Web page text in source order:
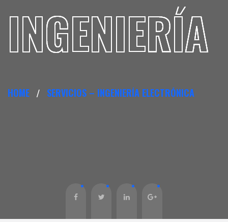
INGENIERÍA
HOME SERVICIOS – INGENIERÍA ELECTRÓNICA